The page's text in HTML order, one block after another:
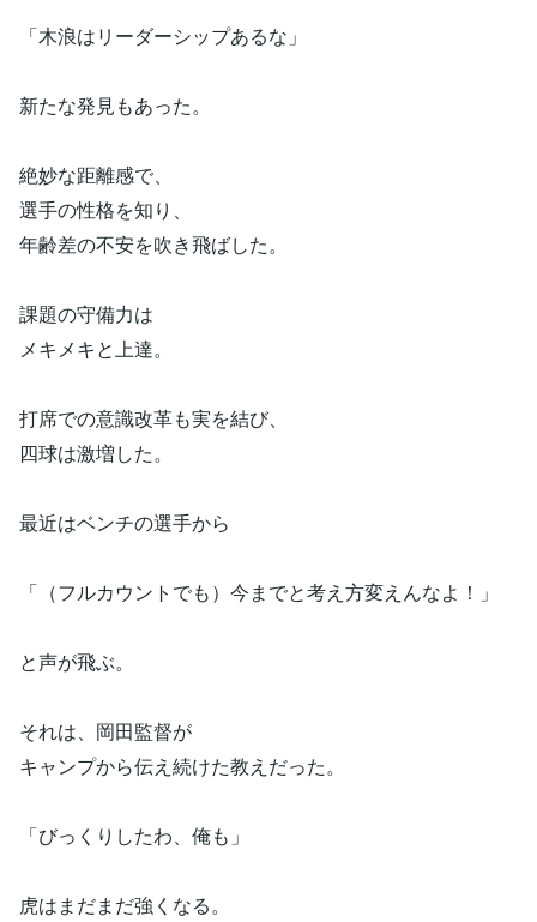
「木浪はリーダーシップあるな」
新たな発見もあった。
絶妙な距離感で、
選手の性格を知り、
年齢差の不安を吹き飛ばした。
課題の守備力は
メキメキと上達。
打席での意識改革も実を結び、
四球は激増した。
最近はベンチの選手から
「（フルカウントでも）今までと考え方変えんなよ！」
と声が飛ぶ。
それは、岡田監督が
キャンプから伝え続けた教えだった。
「びっくりしたわ、俺も」
虎はまだまだ強くなる。